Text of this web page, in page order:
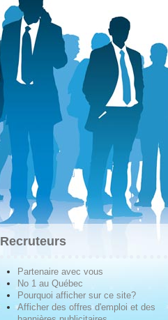
Recruteurs
Partenaire avec vous
No 1 au Québec
Pourquoi afficher sur ce site?
Afficher des offres d'emploi et des